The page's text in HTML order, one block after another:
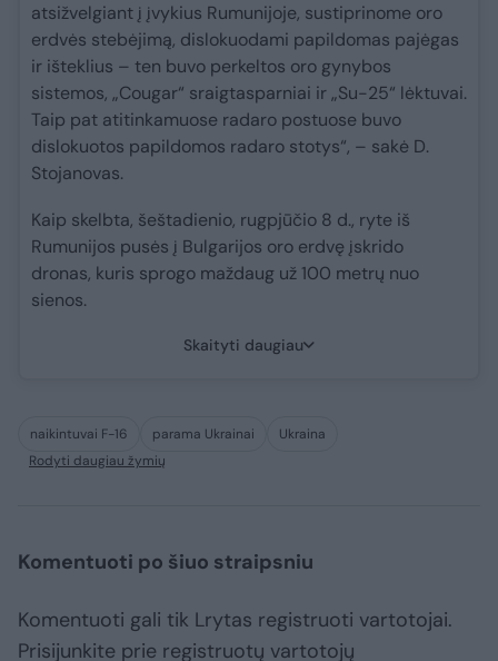
atsižvelgiant į įvykius Rumunijoje, sustiprinome oro
erdvės stebėjimą, dislokuodami papildomas pajėgas
ir išteklius – ten buvo perkeltos oro gynybos
sistemos, „Cougar“ sraigtasparniai ir „Su-25“ lėktuvai.
Taip pat atitinkamuose radaro postuose buvo
dislokuotos papildomos radaro stotys“, – sakė D.
Stojanovas.
Kaip skelbta, šeštadienio, rugpjūčio 8 d., ryte iš
Rumunijos pusės į Bulgarijos oro erdvę įskrido
dronas, kuris sprogo maždaug už 100 metrų nuo
sienos.
Skaityti daugiau
naikintuvai F-16 parama Ukrainai
Ukraina
Rodyti daugiau žymių
Komentuoti po šiuo straipsniu
Komentuoti gali tik Lrytas registruoti vartotojai.
Prisijunkite prie registruotų vartotojų